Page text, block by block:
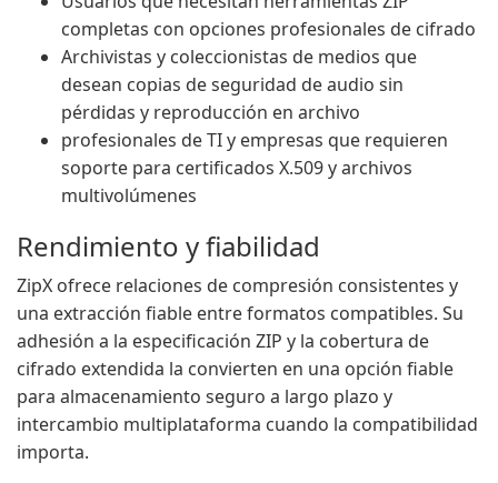
completas con opciones profesionales de cifrado
Archivistas y coleccionistas de medios que
desean copias de seguridad de audio sin
pérdidas y reproducción en archivo
profesionales de TI y empresas que requieren
soporte para certificados X.509 y archivos
multivolúmenes
Rendimiento y fiabilidad
ZipX ofrece relaciones de compresión consistentes y
una extracción fiable entre formatos compatibles. Su
adhesión a la especificación ZIP y la cobertura de
cifrado extendida la convierten en una opción fiable
para almacenamiento seguro a largo plazo y
intercambio multiplataforma cuando la compatibilidad
importa.